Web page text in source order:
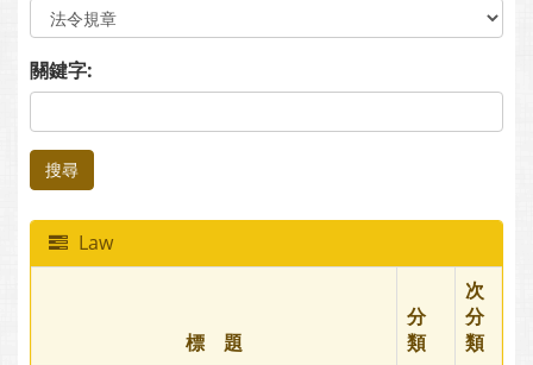
關鍵字:
搜尋
Law
標 題
分
類
次
分
類